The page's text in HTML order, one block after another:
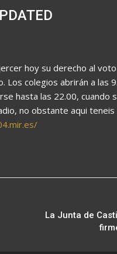
hoy su derecho al
colegios abrirán a las
hasta las 22.00, cuando
no obstante aqui
La Junta de